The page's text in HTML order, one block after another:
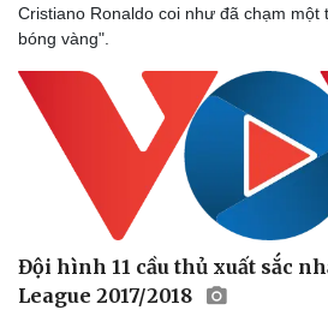
Cristiano Ronaldo coi như đã chạm một
bóng vàng".
Đội hình 11 cầu thủ xuất sắc
League 2017/2018